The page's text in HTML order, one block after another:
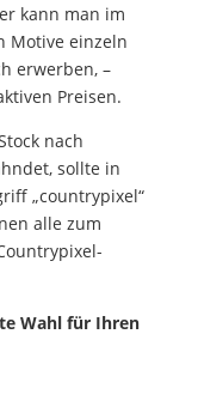
kann man im
Motive einzeln
erwerben, –
Preisen.
nach
sollte in
„countrypixel“
alle zum
Wahl für Ihren